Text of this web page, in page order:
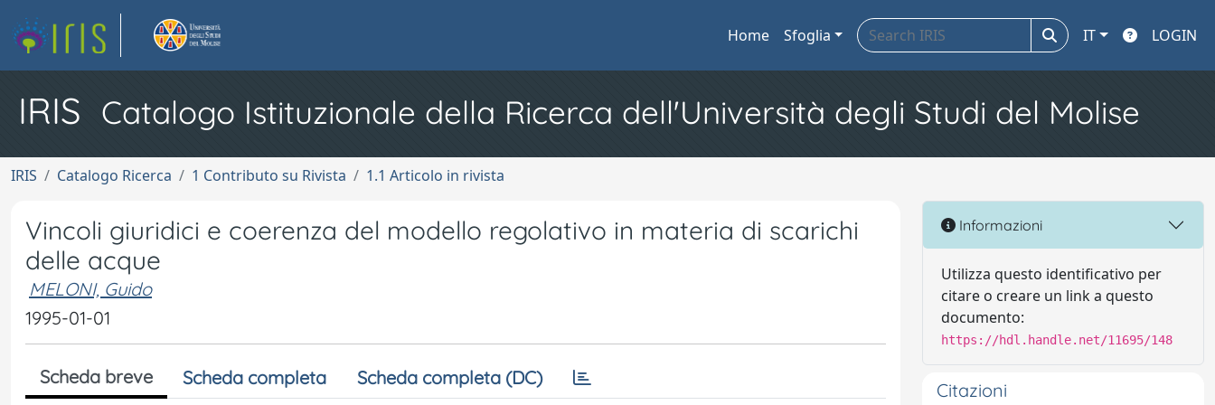
Home Sfoglia IT LOGIN
IRIS Catalogo Istituzionale della Ricerca dell'Università degli Studi del Molise
IRIS Catalogo Ricerca 1 Contributo su Rivista 1.1 Articolo in rivista
Vincoli giuridici e coerenza del modello regolativo in materia di scarichi
delle acque
MELONI, Guido
1995-01-01
Scheda breve Scheda completa Scheda completa (DC)
Informazioni
Utilizza questo identificativo per
citare o creare un link a questo
documento:
https://hdl.handle.net/11695/148
Citazioni